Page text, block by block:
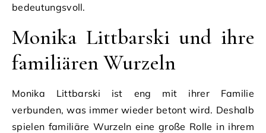
bedeutungsvoll.
Monika Littbarski und ihre
familiären Wurzeln
Monika Littbarski ist eng mit ihrer Familie
verbunden, was immer wieder betont wird. Deshalb
spielen familiäre Wurzeln eine große Rolle in ihrem